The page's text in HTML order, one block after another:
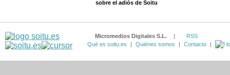
sobre el adiós de Soitu
Micromedios Digitales S.L. |
RSS
Qué es soitu.es
| Quiénes somos | Contacto |